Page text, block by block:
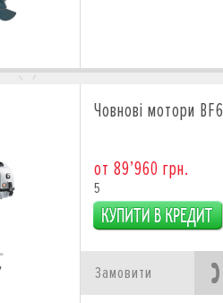
Човнові мотори BF6
от 89’960 грн.
5
Замовити